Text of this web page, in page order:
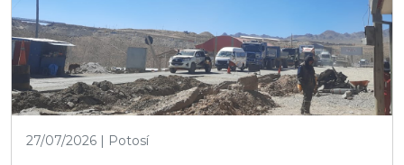
27/07/2026 | Potosí